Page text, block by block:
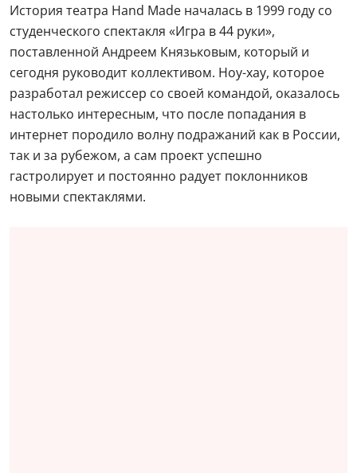
История театра Hand Made началась в 1999 году со
студенческого спектакля «Игра в 44 руки»,
поставленной Андреем Князьковым, который и
сегодня руководит коллективом. Ноу-хау, которое
разработал режиссер со своей командой, оказалось
настолько интересным, что после попадания в
интернет породило волну подражаний как в России,
так и за рубежом, а сам проект успешно
гастролирует и постоянно радует поклонников
новыми спектаклями.